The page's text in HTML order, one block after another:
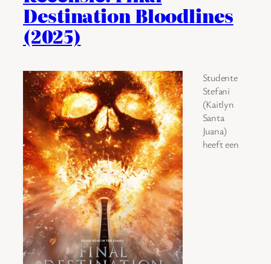
Destination Bloodlines
(2025)
Studente
Stefani
(Kaitlyn
Santa
Juana)
heeft een